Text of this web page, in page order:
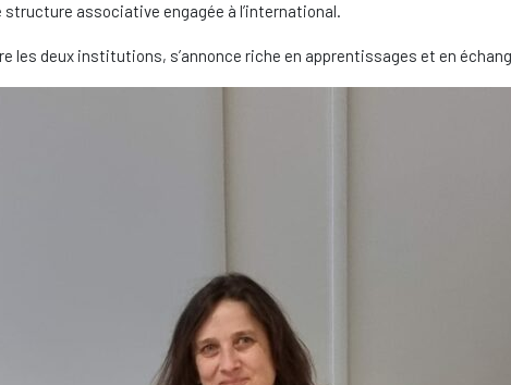
structure associative engagée à l’international.
les deux institutions, s’annonce riche en apprentissages et en